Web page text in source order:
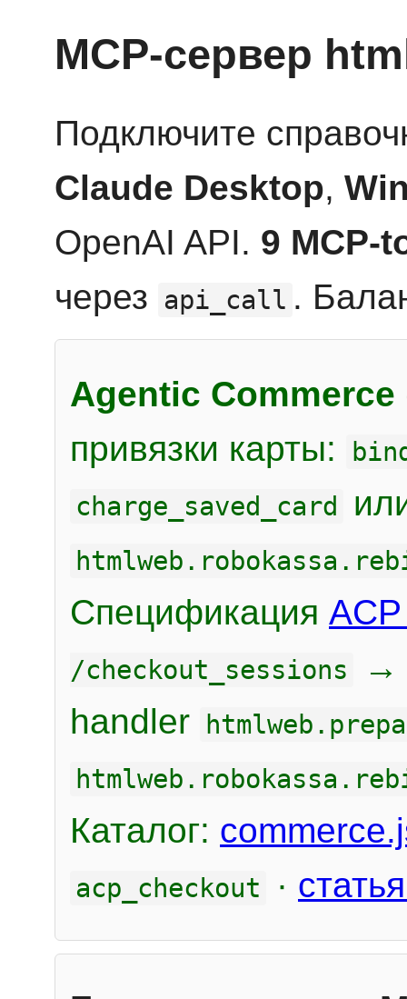
MCP-сервер
Подключите
Claude Desktop,
OpenAI API. 9 MCP-
через api_call .
Agentic Commerce
привязки карты:
charge_saved_card
Спецификация
/checkout_sessions
handler
Каталог:
acp_checkout ·